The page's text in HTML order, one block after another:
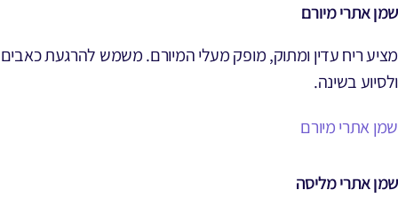
שמן אתרי מיורם
מציע ריח עדין ומתוק, מופק מעלי המיורם. משמש להרגעת כאבים
ולסיוע בשינה.
שמן אתרי מיורם
שמן אתרי מליסה